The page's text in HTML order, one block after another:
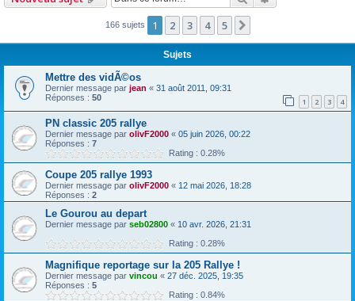
e
166 sujets 1 2 3 4 5
Sujets
Mettre des vidÃ©os
Dernier message par jean « 31 août 2011, 09:31
Réponses : 50 1 2 3 4
PN classic 205 rallye
Dernier message par olivF2000 « 05 juin 2026, 00:22
Réponses : 7
Rating : 0.28%
Coupe 205 rallye 1993
Dernier message par olivF2000 « 12 mai 2026, 18:28
Réponses : 2
Le Gourou au depart
Dernier message par seb02800 « 10 avr. 2026, 21:31
Rating : 0.28%
Magnifique reportage sur la 205 Rallye !
Dernier message par vincou « 27 déc. 2025, 19:35
Réponses : 5
Rating : 0.84%